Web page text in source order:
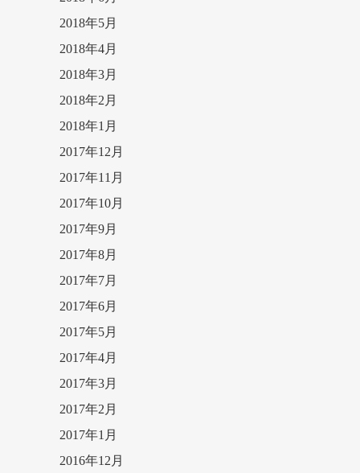
2018年5月
2018年4月
2018年3月
2018年2月
2018年1月
2017年12月
2017年11月
2017年10月
2017年9月
2017年8月
2017年7月
2017年6月
2017年5月
2017年4月
2017年3月
2017年2月
2017年1月
2016年12月